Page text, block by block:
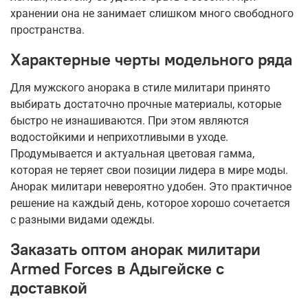
хранении она не занимает слишком много свободного
пространства.
Характерные черты модельного ряда
Для мужского анорака в стиле милитари принято
выбирать достаточно прочные материалы, которые
быстро не изнашиваются. При этом являются
водостойкими и неприхотливыми в уходе.
Продумывается и актуальная цветовая гамма,
которая не теряет свои позиции лидера в мире моды.
Анорак милитари невероятно удобен. Это практичное
решение на каждый день, которое хорошо сочетается
с разными видами одежды.
Заказать оптом анорак милитари
Armed Forces в Адыгейске с
доставкой